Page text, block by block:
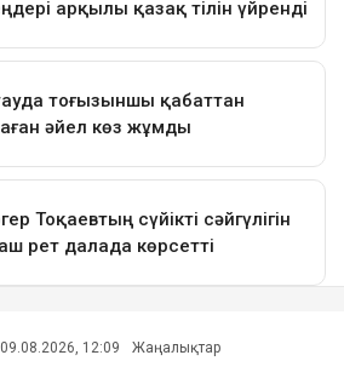
09.08.2026, 12:09 Жаңалықтар